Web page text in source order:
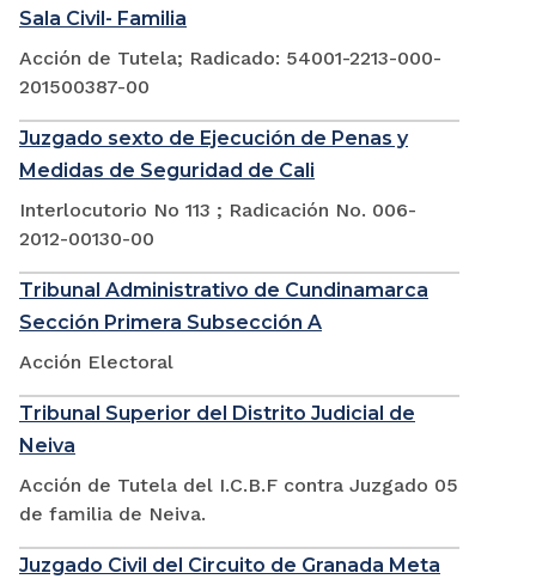
Sala Civil- Familia
Acción de Tutela; Radicado: 54001-2213-000-
201500387-00
Juzgado sexto de Ejecución de Penas y
Medidas de Seguridad de Cali
Interlocutorio No 113 ; Radicación No. 006-
2012-00130-00
Tribunal Administrativo de Cundinamarca
Sección Primera Subsección A
Acción Electoral
Tribunal Superior del Distrito Judicial de
Neiva
Acción de Tutela del I.C.B.F contra Juzgado 05
de familia de Neiva.
Juzgado Civil del Circuito de Granada Meta